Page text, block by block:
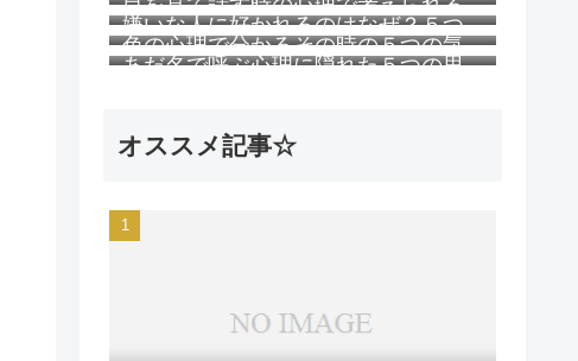
目を見て話す時の心理で考えられる
５つのこと
嫌いな人に好かれるのはなぜ？５つ
の理由
色の心理で分かるその時の５つの気
持ち
あだ名で呼ぶ心理に隠れた５つの思
オススメ記事☆